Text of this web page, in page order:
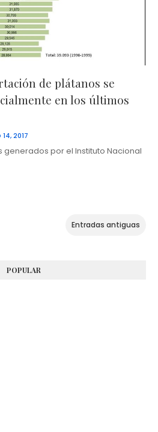
de plátanos se
en los últimos
14, 2017
por el Instituto Nacional
Entradas antiguas
POPULAR